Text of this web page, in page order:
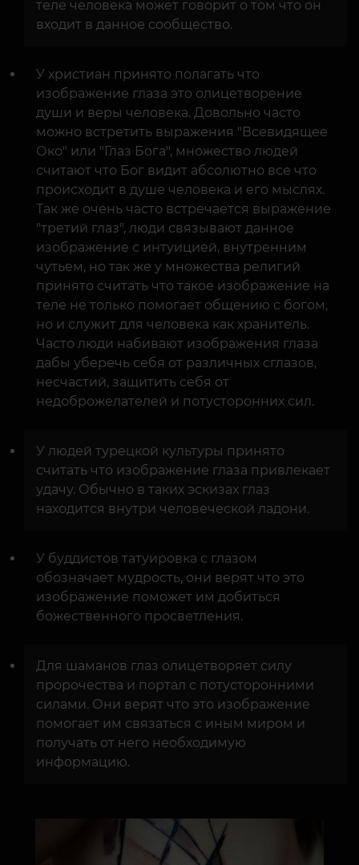
теле человека может говорит о том что он
входит в данное сообщество.
У христиан принято полагать что
изображение глаза это олицетворение
души и веры человека. Довольно часто
можно встретить выражения "Всевидящее
Око" или "Глаз Бога", множество людей
считают что Бог видит абсолютно все что
происходит в душе человека и его мыслях.
Так же очень часто встречается выражение
"третий глаз", люди связывают данное
изображение с интуицией, внутренним
чутьем, но так же у множества религий
принято считать что такое изображение на
теле не только помогает общению с богом,
но и служит для человека как хранитель.
Часто люди набивают изображения глаза
дабы уберечь себя от различных сглазов,
несчастий, защитить себя от
недоброжелателей и потусторонних сил.
У людей турецкой культуры принято
считать что изображение глаза привлекает
удачу. Обычно в таких эскизах глаз
находится внутри человеческой ладони.
У буддистов татуировка с глазом
обозначает мудрость, они верят что это
изображение поможет им добиться
божественного просветления.
Для шаманов глаз олицетворяет силу
пророчества и портал с потусторонними
силами. Они верят что это изображение
помогает им связаться с иным миром и
получать от него необходимую
информацию.